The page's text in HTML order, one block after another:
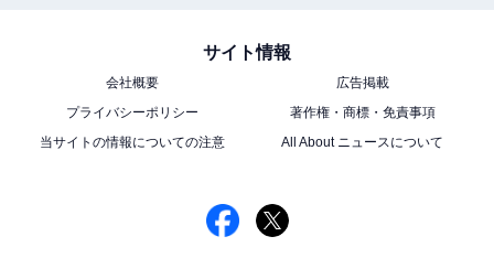
サイト情報
会社概要
広告掲載
プライバシーポリシー
著作権・商標・免責事項
当サイトの情報についての注意
All About ニュースについて